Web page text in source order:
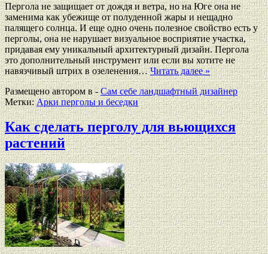
Пергола не защищает от дождя и ветра, но на Юге она не
заменима как убежище от полуденной жары и нещадно
палящего солнца. И еще одно очень полезное свойство есть у
перголы, она не нарушает визуальное восприятие участка,
придавая ему уникальный архитектурный дизайн. Пергола
это дополнительный инструмент или если вы хотите не
навязчивый штрих в озеленения…Читать далее »
Размещено автором в -Сам себе ландшафтный дизайнер
Метки:Арки перголы и беседки
Как сделать перголу для вьющихся
растений